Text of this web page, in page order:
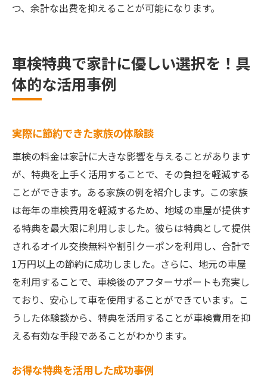
つ、余計な出費を抑えることが可能になります。
車検特典で家計に優しい選択を！具
体的な活用事例
実際に節約できた家族の体験談
車検の料金は家計に大きな影響を与えることがあります
が、特典を上手く活用することで、その負担を軽減する
ことができます。ある家族の例を紹介します。この家族
は毎年の車検費用を軽減するため、地域の車屋が提供す
る特典を最大限に利用しました。彼らは特典として提供
されるオイル交換無料や割引クーポンを利用し、合計で
1万円以上の節約に成功しました。さらに、地元の車屋
を利用することで、車検後のアフターサポートも充実し
ており、安心して車を使用することができています。こ
うした体験談から、特典を活用することが車検費用を抑
える有効な手段であることがわかります。
お得な特典を活用した成功事例